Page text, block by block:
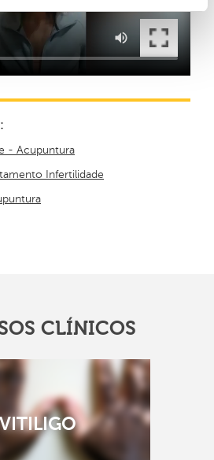
- Acupuntura
Infertilidade
CLÍNICOS
VITILIGO